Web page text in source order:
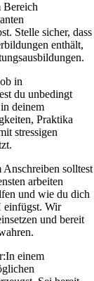
Bereich
Stelle sicher, dass
enthält,
in
du unbedingt
deinem
Praktika
stressigen
Anschreiben solltest
arbeiten
und wie du dich
einfügst. Wir
und bereit
In einem